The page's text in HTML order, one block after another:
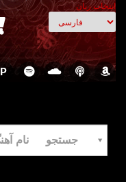
انتخاب زبان
P
جستجو نام